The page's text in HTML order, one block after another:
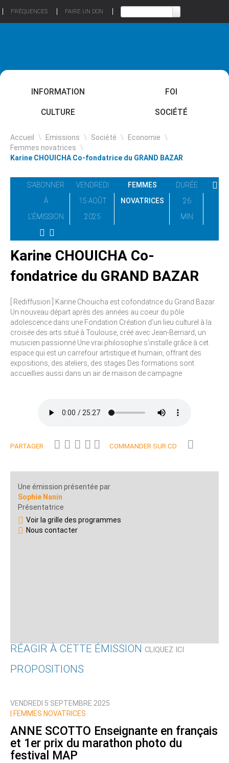
FRÉQUENCES FAIRE UN DON
INFORMATION FOI
CULTURE SOCIÉTÉ
Accueil \ Emissions \ Société \ Economie \
Femmes novatrices \
Karine CHOUICHA Co-fondatrice du GRAND BAZAR
S'ABONNER
À
L'ÉMISSION
VENDREDI
15 AOÛT
2025
FEMMES
NOVATRICES
DURÉE
26
MIN
Karine CHOUICHA Co-
fondatrice du GRAND BAZAR
[ Rediffusion ] Karine Chouicha est cofondatrice du Grand Bazar
Un nouveau départ après des années au coeur du pôle
adolescence dans une Fondation Création d’un lieu culturel à la
croisée des arts situé à Toulouse, créé avec Jean-Bernard, un
musicien passionné Une vrai philosophie s’installe grâce à cet
espace qui est un carrefour artistique et humain, offrant des
expositions, des ateliers, des stages Des formations sont
accueillies aussi dans un air de maison de campagne
PARTAGER COMMANDER SUR CD
Une émission présentée par
Sophie Nanin
Présentatrice
Voir la grille des programmes
Nous contacter
RÉAGIR À CETTE ÉMISSION CLIQUEZ ICI
Nom
Courriel (non publié)
PROPOSITIONS
VENDREDI 5 SEPTEMBRE 2025
FEMMES NOVATRICES
ANNE SCOTTO Enseignante en français
et 1er prix du marathon photo du
festival MAP